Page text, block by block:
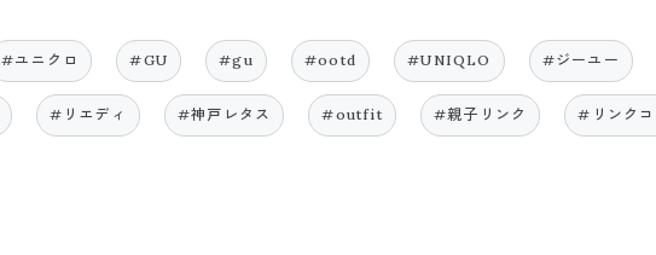
#ユニクロ #GU #gu #ootd #UNIQLO #ジーユー
#リエディ #神戸レタス #outfit #親子リンク #リンク